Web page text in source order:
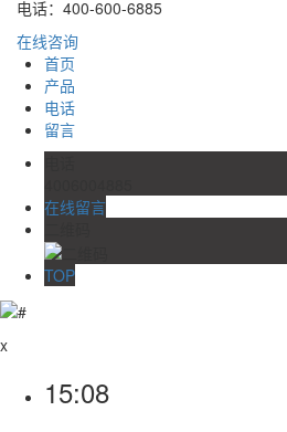
电话：400-600-6885
在线咨询
首页
产品
电话
留言
在线留言
TOP
x
15:08